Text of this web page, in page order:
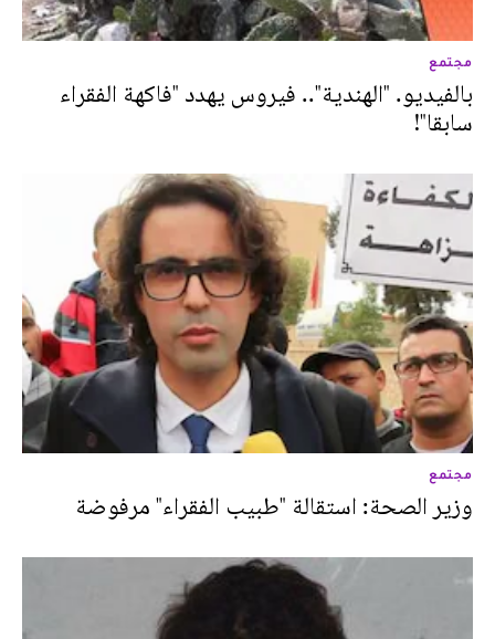
مجتمع
بالفيديو. "الهندية".. فيروس يهدد "فاكهة الفقراء
سابقا"!
مجتمع
وزير الصحة: استقالة "طبيب الفقراء" مرفوضة